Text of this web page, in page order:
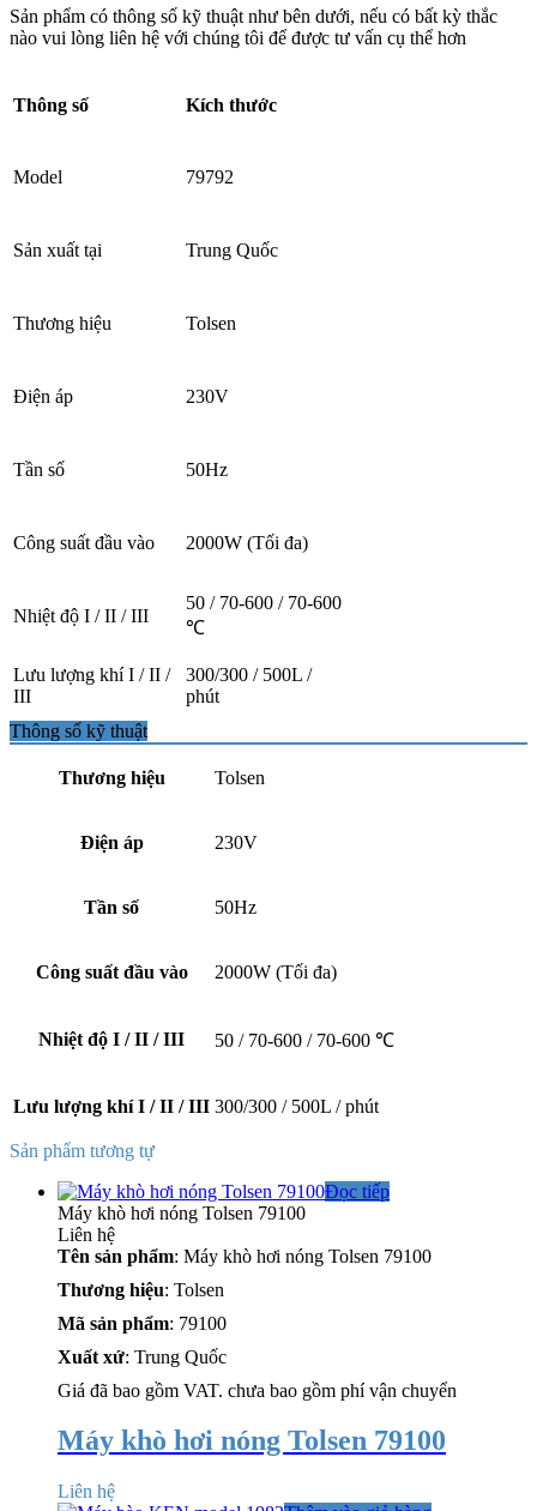
Sản phẩm có thông số kỹ thuật như bên dưới, nếu có bất kỳ thắc
nào vui lòng liên hệ với chúng tôi để được tư vấn cụ thể hơn
Thông số Kích thước
Model 79792
Sản xuất tại Trung Quốc
Thương hiệu Tolsen
Điện áp 230V
Tần số 50Hz
Công suất đầu vào 2000W (Tối đa)
Nhiệt độ I / II / III
50 / 70-600 / 70-600
℃
Lưu lượng khí I / II /
III
300/300 / 500L /
phút
Thông số kỹ thuật
Thương hiệu Tolsen
Điện áp 230V
Tần số 50Hz
Công suất đầu vào 2000W (Tối đa)
Nhiệt độ I / II / III 50 / 70-600 / 70-600 ℃
Lưu lượng khí I / II / III 300/300 / 500L / phút
Sản phẩm tương tự
Đọc tiếp
Máy khò hơi nóng Tolsen 79100
Liên hệ
Tên sản phẩm: Máy khò hơi nóng Tolsen 79100
Thương hiệu: Tolsen
Mã sản phẩm: 79100
Xuất xứ: Trung Quốc
Giá đã bao gồm VAT. chưa bao gồm phí vận chuyển
Máy khò hơi nóng Tolsen 79100
Liên hệ